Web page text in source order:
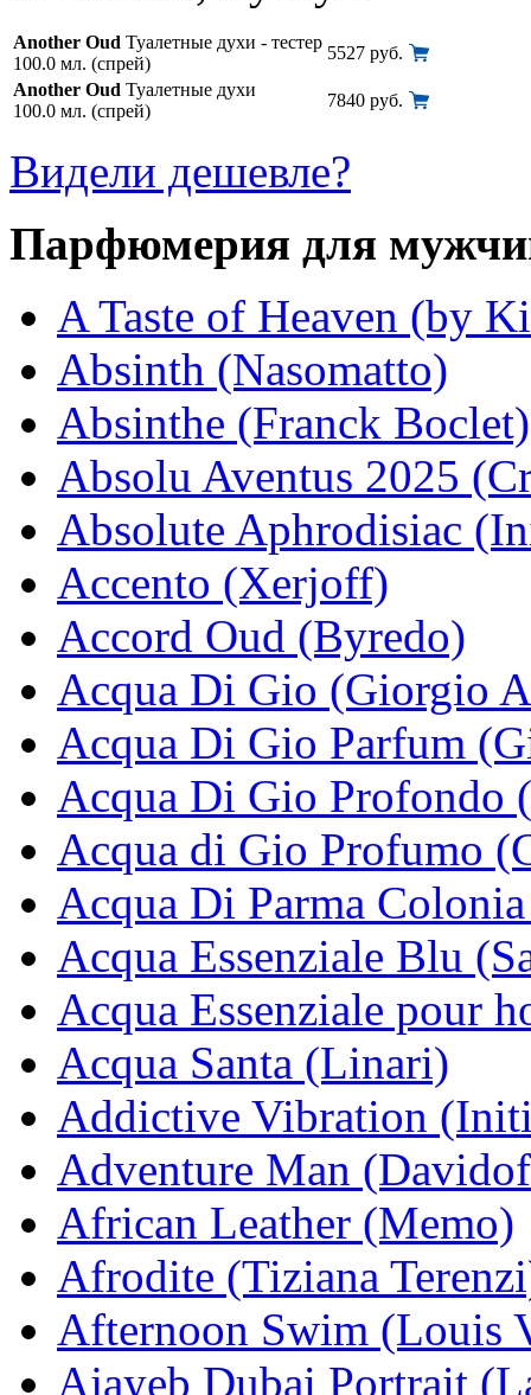
Another Oud Туалетные духи - тестер
100.0 мл. (спрей)
5527 руб.
Another Oud Туалетные духи
100.0 мл. (спрей)
7840 руб.
Видели дешевле?
Парфюмерия для
A Taste of Heaven (by
Absinth (Nasomatto)
Absinthe (Franck Boclet)
Absolu Aventus 2025
Absolute Aphrodisiac
Accento (Xerjoff)
Accord Oud (Byredo)
Acqua Di Gio (Giorgio
Acqua Di Gio Parfum
Acqua Di Gio Profondo
Acqua di Gio Profumo
Acqua Di Parma
Acqua Essenziale Blu
Acqua Essenziale pour
Acqua Santa (Linari)
Addictive Vibration
Adventure Man
African Leather (Memo)
Afrodite (Tiziana
Afternoon Swim (Louis
Ajayeb Dubai Portrait